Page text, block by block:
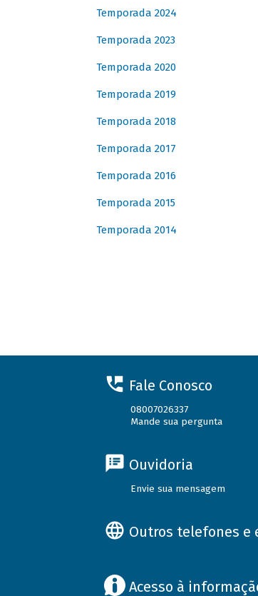
Temporada 2024
Temporada 2023
Temporada 2020
Temporada 2019
Temporada 2018
Temporada 2017
Temporada 2016
Temporada 2015
Temporada 2014
Fale Conosco
08007026337
Mande sua pergunta
Ouvidoria
Envie sua mensagem
Outros telefones e
Acesso à